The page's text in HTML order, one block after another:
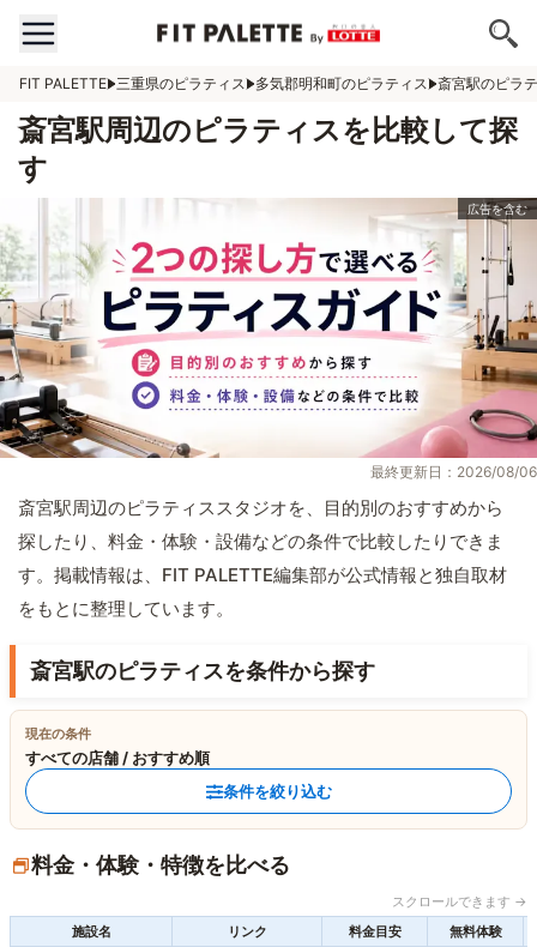
FIT PALETTE 三重県のピラティス 多気郡明和町のピラティス 斎宮駅のピラ
斎宮駅周辺のピラティスを比較して探
す
最終更新日：2026/08/06
斎宮駅周辺のピラティススタジオを、目的別のおすすめから
探したり、料金・体験・設備などの条件で比較したりできま
す。掲載情報は、FIT PALETTE編集部が公式情報と独自取材
をもとに整理しています。
斎宮駅のピラティスを条件から探す
現在の条件
すべての店舗 / おすすめ順
条件を絞り込む
料金・体験・特徴を比べる
スクロールできます →
施設名
リンク 料金目安 無料体験